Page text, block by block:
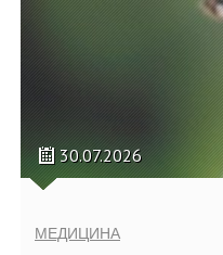
30.07.2026
МЕДИЦИНА